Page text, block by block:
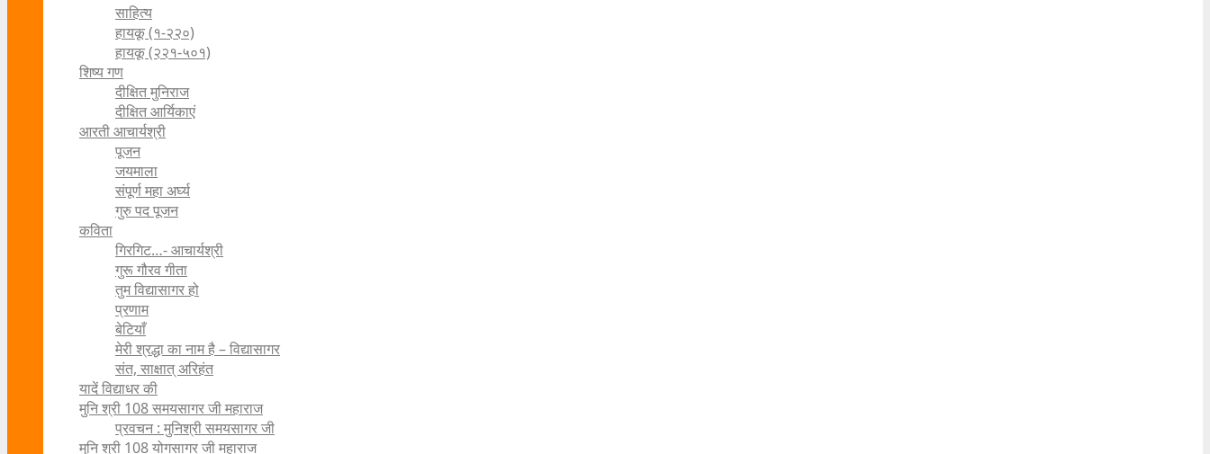
साहित्य
हायकू (१‍-२२०)
हायकू (२२१-५०१)
शिष्य गण
दीक्षित मुनिराज
दीक्षित आर्यिकाएं
आरती आचार्यश्री
पूजन
जयमाला
संपूर्ण महा अर्घ्य
गुरु पद पूजन
कविता
गिरगिट…- आचार्यश्री
गुरू गौरव गीता
तुम विद्यासागर हो
प्रणाम
बेटियाँ
मेरी श्रद्धा का नाम है – विद्यासागर
संत, साक्षात् अरिहंत
यादें विद्याधर की
मुनि श्री 108 समयसागर जी महाराज
प्रवचन : मुनिश्री समयसागर जी
मुनि श्री 108 योगसागर जी महाराज